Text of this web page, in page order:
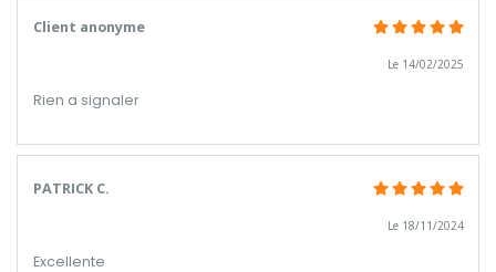
Client anonyme
Le 14/02/2025
Rien a signaler
PATRICK C.
Le 18/11/2024
Excellente